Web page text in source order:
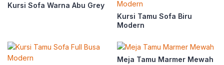
Kursi Sofa Warna Abu Grey
Kursi Tamu Sofa Biru
Modern
Meja Tamu Marmer Mewah